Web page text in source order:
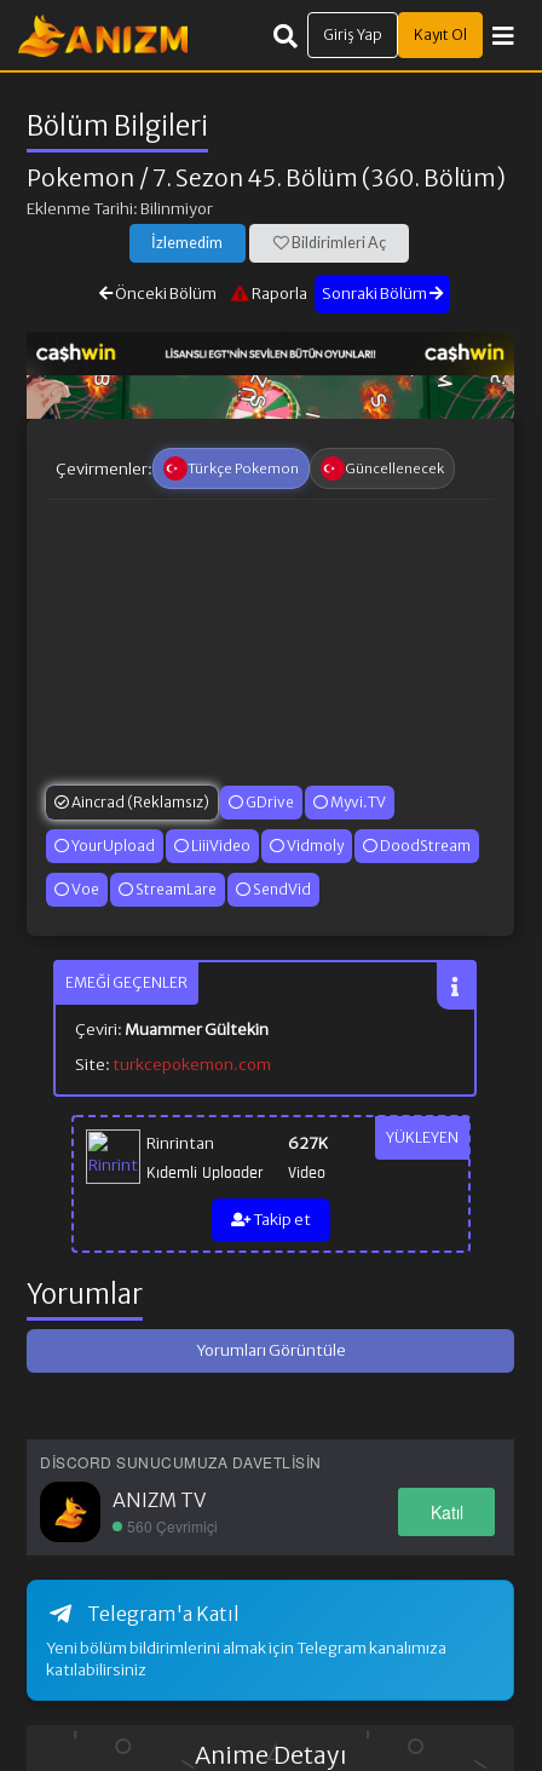
Giriş Yap Kayıt Ol
Bölüm Bilgileri
Pokemon / 7. Sezon 45. Bölüm (360. Bölüm)
Eklenme Tarihi: Bilinmiyor
İzlemedim Bildirimleri Aç
Önceki Bölüm Raporla Sonraki Bölüm
Çevirmenler: Türkçe Pokemon Güncellenecek
Aincrad (Reklamsız) GDrive Myvi.TV
YourUpload LiiiVideo Vidmoly DoodStream
Voe StreamLare SendVid
YÜKLEYEN
Rinrintan
Kıdemli Uploader
627K
Video
Takip et
EMEĞI GEÇENLER
Çeviri: Muammer Gültekin
Site: turkcepokemon.com
Yorumlar
Yorumları Görüntüle
DISCORD SUNUCUMUZA DAVETLISIN
ANIZM TV
560 Çevrimiçi
Katıl
Telegram'a Katıl
Yeni bölüm bildirimlerini almak için Telegram kanalımıza
katılabilirsiniz
Anime Detayı